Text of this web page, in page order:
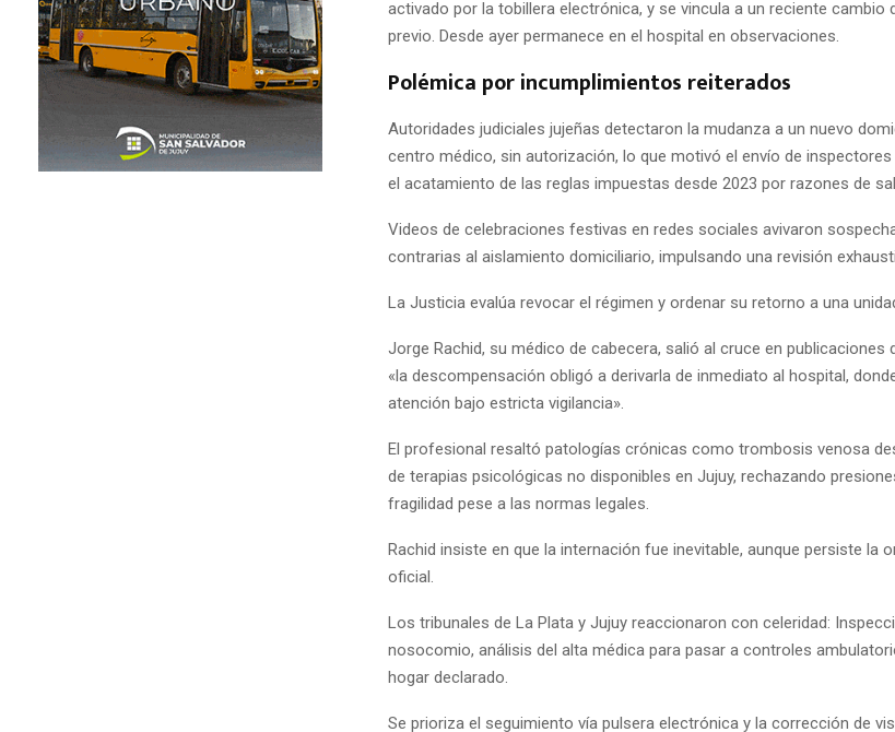
activado por la tobillera electrónica, y se vincula a un reciente cambio
previo. Desde ayer permanece en el hospital en observaciones.
Polémica por incumplimientos reiterados
Autoridades judiciales jujeñas detectaron la mudanza a un nuevo
centro médico, sin autorización, lo que motivó el envío de
el acatamiento de las reglas impuestas desde 2023 por razones de
Videos de celebraciones festivas en redes sociales avivaron
contrarias al aislamiento domiciliario, impulsando una revisión
La Justicia evalúa revocar el régimen y ordenar su retorno a una
Jorge Rachid, su médico de cabecera, salió al cruce en publicaciones
«la descompensación obligó a derivarla de inmediato al hospital,
atención bajo estricta vigilancia».
El profesional resaltó patologías crónicas como trombosis venosa
de terapias psicológicas no disponibles en Jujuy, rechazando
fragilidad pese a las normas legales.
Rachid insiste en que la internación fue inevitable, aunque persiste la
oficial.
Los tribunales de La Plata y Jujuy reaccionaron con celeridad:
nosocomio, análisis del alta médica para pasar a controles
hogar declarado.
Se prioriza el seguimiento vía pulsera electrónica y la corrección de